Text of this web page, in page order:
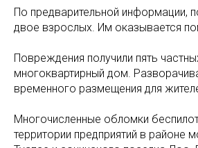
По предварительной информации,
двое взрослых. Им оказывается
Повреждения получили пять
многоквартирный дом.
временного размещения для
Многочисленные обломки
территории предприятий в районе